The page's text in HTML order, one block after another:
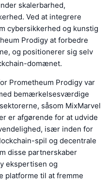
skalerbarhed,
Ved at integrere
cybersikkerhed og kunstig
Prodigy at forbedre
og positionerer sig selv
domænet.
Prometheum Prodigy var
bemærkelsesværdige
såsom MixMarvel
er afgørende for at udvide
især inden for
spil og decentrale
disse partnerskaber
ekspertisen og
platforme til at fremme